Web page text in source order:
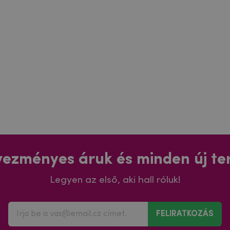
áruk és minden új
Legyen az első, aki hall róluk!
FELIRATKOZÁS